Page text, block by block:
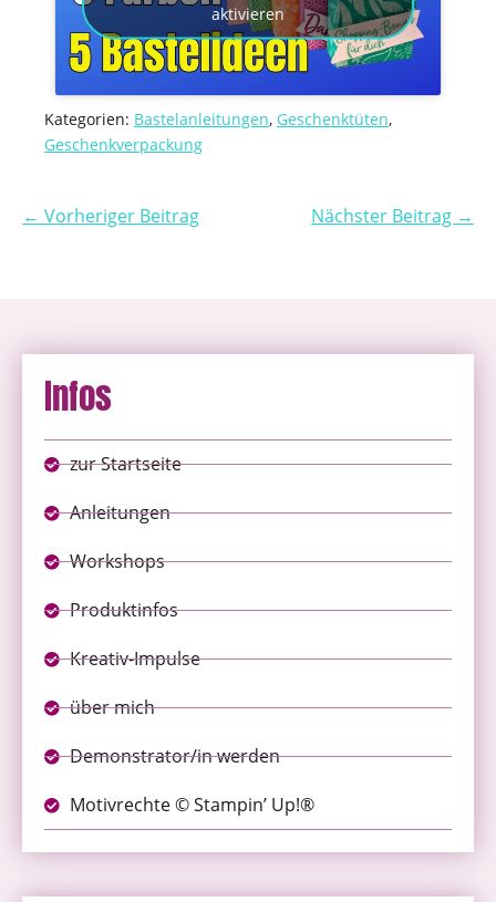
aktivieren
Kategorien: Bastelanleitungen, Geschenktüten,
Geschenkverpackung
← Vorheriger Beitrag Nächster Beitrag →
Infos
zur Startseite
Anleitungen
Workshops
Produktinfos
Kreativ-Impulse
über mich
Demonstrator/in werden
Motivrechte © Stampin’ Up!®